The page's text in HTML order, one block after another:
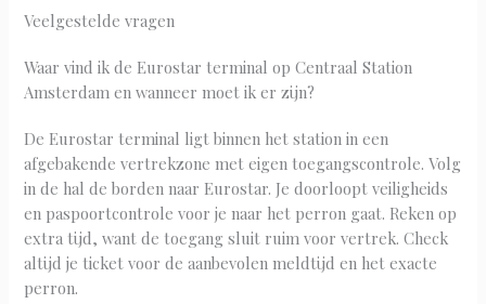
Veelgestelde vragen
Waar vind ik de Eurostar terminal op Centraal Station
Amsterdam en wanneer moet ik er zijn?
De Eurostar terminal ligt binnen het station in een
afgebakende vertrekzone met eigen toegangscontrole. Volg
in de hal de borden naar Eurostar. Je doorloopt veiligheids
en paspoortcontrole voor je naar het perron gaat. Reken op
extra tijd, want de toegang sluit ruim voor vertrek. Check
altijd je ticket voor de aanbevolen meldtijd en het exacte
perron.